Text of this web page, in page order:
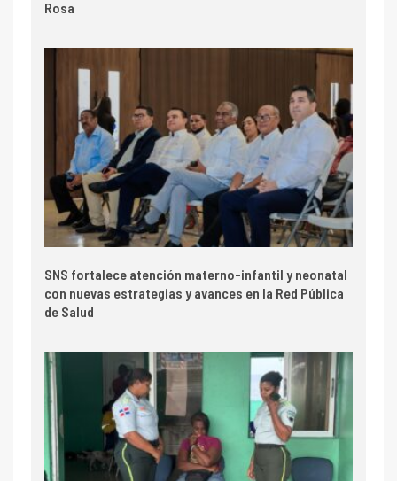
Rosa
SNS fortalece atención materno-infantil y neonatal
con nuevas estrategias y avances en la Red Pública
de Salud